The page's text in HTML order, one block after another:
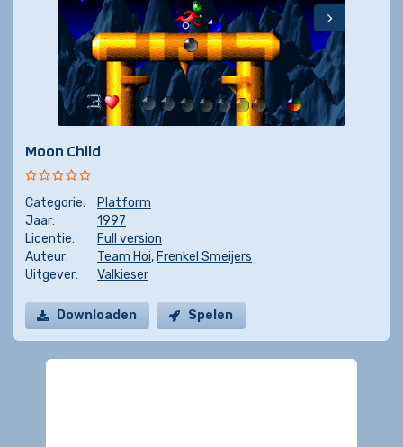
Moon Child
Categorie:
Platform
Jaar:
1997
Licentie:
Full version
Auteur:
Team Hoi, Frenkel Smeijers
Uitgever:
Valkieser
Downloaden Spelen